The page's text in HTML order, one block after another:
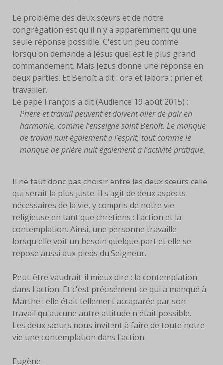
Le problème des deux sœurs et de notre
congrégation est qu'il n'y a apparemment qu'une
seule réponse possible. C'est un peu comme
lorsqu'on demande à Jésus quel est le plus grand
commandement. Mais Jezus donne une réponse en
deux parties. Et Benoît a dit : ora et labora : prier et
travailler.
Le pape François a dit (Audience 19 août 2015) :
Prière et travail peuvent et doivent aller de pair en
harmonie, comme l’enseigne saint Benoît. Le manque
de travail nuit également à l’esprit, tout comme le
manque de prière nuit également à l’activité pratique.
Il ne faut donc pas choisir entre les deux sœurs celle
qui serait la plus juste. Il s'agit de deux aspects
nécessaires de la vie, y compris de notre vie
religieuse en tant que chrétiens : l'action et la
contemplation. Ainsi, une personne travaille
lorsqu'elle voit un besoin quelque part et elle se
repose aussi aux pieds du Seigneur.
Peut-être vaudrait-il mieux dire : la contemplation
dans l'action. Et c'est précisément ce qui a manqué à
Marthe : elle était tellement accaparée par son
travail qu'aucune autre attitude n'était possible.
Les deux sœurs nous invitent à faire de toute notre
vie une contemplation dans l'action.
Eugène